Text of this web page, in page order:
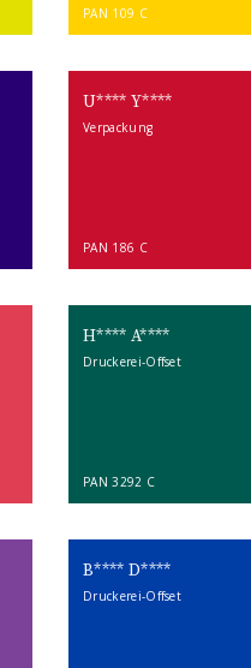
PAN 109 C
U**** Y****
Verpackung
PAN 186 C
H**** A****
Druckerei-Offset
PAN 3292 C
B**** D****
Druckerei-Offset